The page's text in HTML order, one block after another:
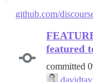
github.com/
featured
committed